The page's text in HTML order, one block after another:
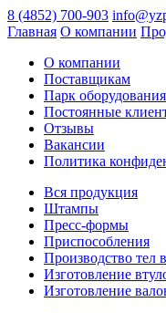
8 (4852) 700-903
Главная О компании
О компании
Поставщикам
Парк оборудования
Постоянные
Отзывы
Вакансии
Политика
Вся продукция
Штампы
Пресс-формы
Приспособления
Производство тел
Изготовление
Изготовление